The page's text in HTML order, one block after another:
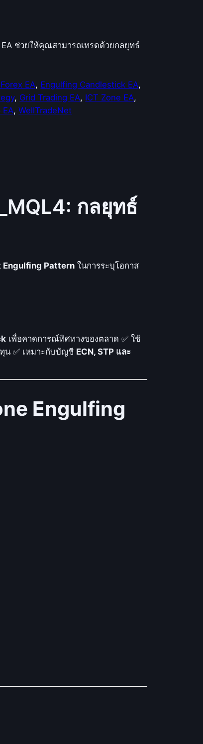
ช่วยให้คุณสามารถเทรดด้วยกลยุทธ์
EA, Engulfing Candlestick EA
, Grid Trading EA, ICT Zone EA
EA, WellTradeNet
กลยุทธ์
Pattern ในการระบุโอกาส
เพื่อคาดการณ์ทิศทางของตลาด ✅ ใช้
น ✅ เหมาะกับบัญชี ECN, STP และ
Engulfing